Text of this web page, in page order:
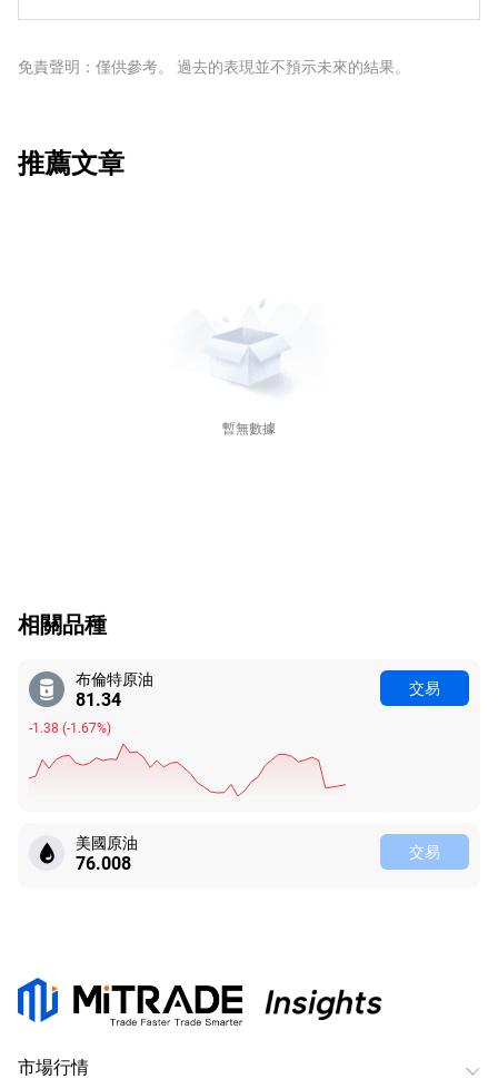
空氣汙染指數的報告每周二發布，環境影響評估報告於周
1%以內。環境影響評估的數據被認為更可靠，因為它是一
織，每年舉行兩次會議，共同決定成員國的生產配額。他
時，它可以收緊供應，推高油價。當歐佩克增加產量時，
免責聲明：僅供參考。 過去的表現並不預示未來的結果。
推薦文章
暫無數據
相關品種
布倫特原油
81.34
-1.38 (-1.67%)
交易
美國原油
76.008 交易
市場行情